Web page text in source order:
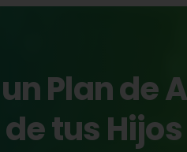
unPlande
detusHijos